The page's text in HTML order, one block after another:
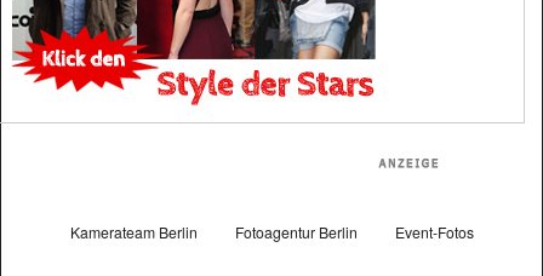
Kamerateam Berlin Fotoagentur Berlin Event-Fotos